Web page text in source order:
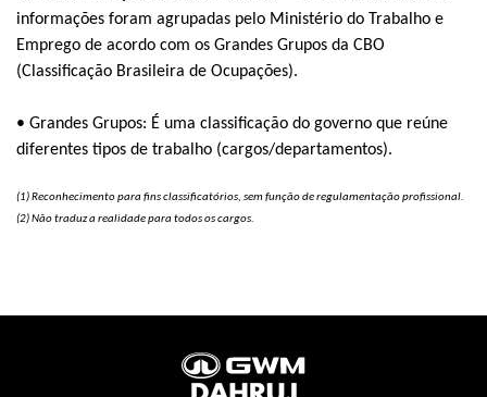
informações foram agrupadas pelo Ministério do Trabalho e
Emprego de acordo com os Grandes Grupos da CBO
(Classificação Brasileira de Ocupações).
• Grandes Grupos: É uma classificação do governo que reúne
diferentes tipos de trabalho (cargos/departamentos).
(1) Reconhecimento para fins classificatórios, sem função de regulamentação profissional.
(2) Não traduz a realidade para todos os cargos.